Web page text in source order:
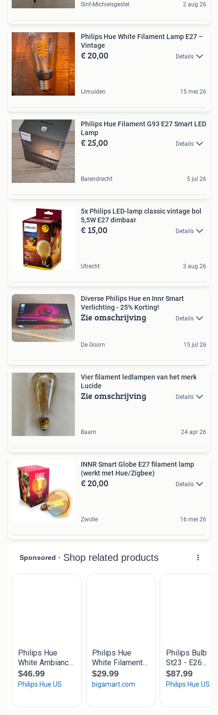
Sint-Michielsgestel 2 aug 26
Philips Hue White Filament Lamp E27 –
Vintage
€ 20,00 Details
IJmuiden 15 mei 26
Philips Hue Filament G93 E27 Smart LED
Lamp
€ 25,00 Details
Barendrecht 5 jul 26
5x Philips LED-lamp classic vintage bol
5,5W E27 dimbaar
€ 15,00 Details
Utrecht 3 aug 26
Diverse Philips Hue en Innr Smart
Verlichting - 25% Korting!
Zie omschrijving Details
De Goorn 15 jul 26
Vier filament ledlampen van het merk
Lucide
Zie omschrijving Details
Baarn 24 apr 26
INNR Smart Globe E27 filament lamp
(werkt met Hue/Zigbee)
€ 20,00 Details
Zwolle 16 mei 26